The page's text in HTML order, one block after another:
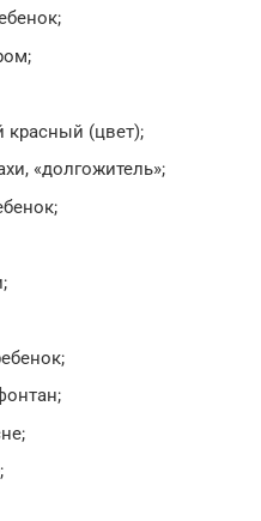
(цвет);
«долгожитель»;